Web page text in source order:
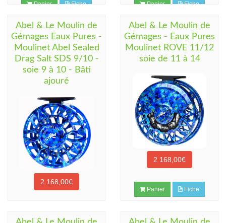
Panier Fiche Panier Fiche
Abel & Le Moulin de
Gémages Eaux Pures -
Moulinet Abel Sealed
Drag Salt SDS 9/10 -
soie 9 à 10 - Bâti
ajouré
2 168,00€
Abel & Le Moulin de
Gémages - Eaux Pures
Moulinet ROVE 11/12
soie de 11 à 14
2 168,00€
Panier Fiche